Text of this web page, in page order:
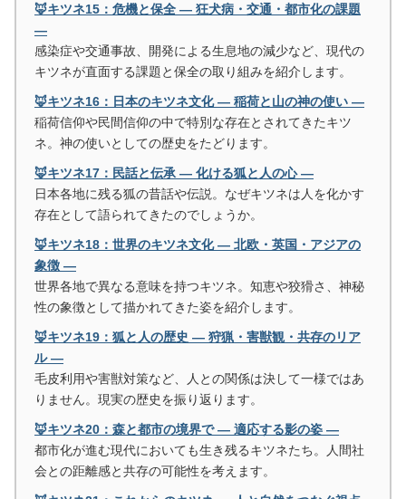
🦊キツネ15：危機と保全 ― 狂犬病・交通・都市化の課題
―
感染症や交通事故、開発による生息地の減少など、現代の
キツネが直面する課題と保全の取り組みを紹介します。
🦊キツネ16：日本のキツネ文化 ― 稲荷と山の神の使い ―
稲荷信仰や民間信仰の中で特別な存在とされてきたキツ
ネ。神の使いとしての歴史をたどります。
🦊キツネ17：民話と伝承 ― 化ける狐と人の心 ―
日本各地に残る狐の昔話や伝説。なぜキツネは人を化かす
存在として語られてきたのでしょうか。
🦊キツネ18：世界のキツネ文化 ― 北欧・英国・アジアの
象徴 ―
世界各地で異なる意味を持つキツネ。知恵や狡猾さ、神秘
性の象徴として描かれてきた姿を紹介します。
🦊キツネ19：狐と人の歴史 ― 狩猟・害獣観・共存のリア
ル ―
毛皮利用や害獣対策など、人との関係は決して一様ではあ
りません。現実の歴史を振り返ります。
🦊キツネ20：森と都市の境界で ― 適応する影の姿 ―
都市化が進む現代においても生き残るキツネたち。人間社
会との距離感と共存の可能性を考えます。